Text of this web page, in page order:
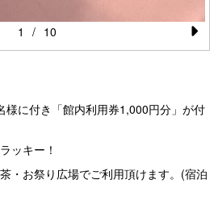
N
xt
1 / 10
様に付き「館内利用券1,000円分」が付
ッキー！
・お祭り広場でご利用頂けます。(宿泊